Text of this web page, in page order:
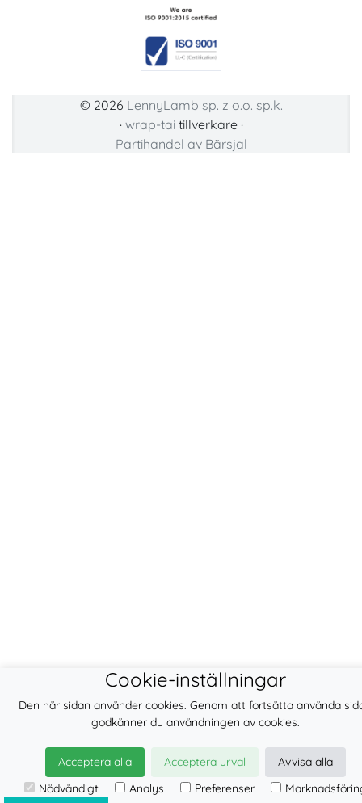
© 2026 LennyLamb sp. z o.o. sp.k.
· wrap-taitillverkare ·
Partihandel av Bärsjal
Cookie-inställningar
Den här sidan använder cookies. Genom att fortsätta använda
godkänner du användningen av cookies.
Acceptera alla Acceptera urval
Avvisa alla
Nödvändigt
Analys Preferenser